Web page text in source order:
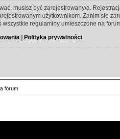
musisz być zarejestrowany/a.
użytkownikom. Zanim się
wszystkie regulaminy umieszczone na
| Polityka prywatności
forum